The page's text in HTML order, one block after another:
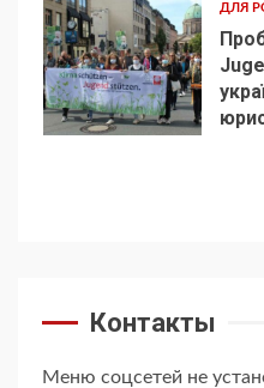
5
ДЛЯ
Контакты
Меню соцсетей не